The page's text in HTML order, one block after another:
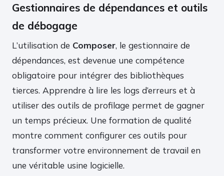
Gestionnaires de dépendances et outils
de débogage
L’utilisation de Composer, le gestionnaire de
dépendances, est devenue une compétence
obligatoire pour intégrer des bibliothèques
tierces. Apprendre à lire les logs d’erreurs et à
utiliser des outils de profilage permet de gagner
un temps précieux. Une formation de qualité
montre comment configurer ces outils pour
transformer votre environnement de travail en
une véritable usine logicielle.